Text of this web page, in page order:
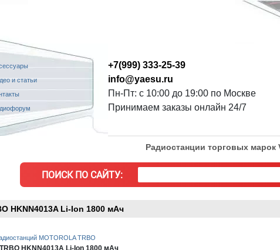
и статьи
+7(999) 333-25-39
info@yaesu.ru
Пн-Пт: с 10:00 до 19:00 по Москве
Принимаем заказы онлайн 24/7
Радиостанции торговых марок
ПОИСК ПО САЙТУ:
HKNN4013A Li-Ion 1800 мАч
MOTOROLA TRBO
HKNN4013A Li-Ion 1800 мАч